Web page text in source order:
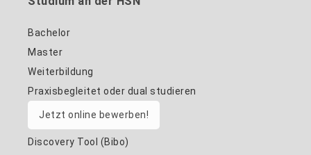
Bachelor
Master
Weiterbildung
Praxisbegleitet oder dual studieren
Jetzt online bewerben!
Discovery Tool (Bibo)